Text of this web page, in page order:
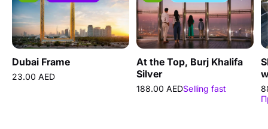
Dubai Frame
23.00 AED
At the Top, Burj Khalifa
Silver
188.00 AEDSelling fast